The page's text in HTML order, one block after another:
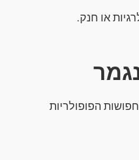
או חנק.
הפופולריות